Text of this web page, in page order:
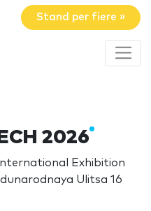
Stand per fiere »
2026
Exhibition
Ulitsa 16